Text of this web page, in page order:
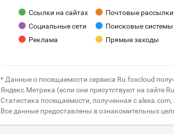
Ссылки на сайтах
Почтовые рассылки
Социальные сети
Поисковые системы
Реклама
Прямые заходы
* Данные о посещаемости сервиса Ru.foxcloud
Яндекс.Метрика (если они присутствуют на сайте
Статистика посещаемости, полученная с
Все данные предоставлены в ознакомительных